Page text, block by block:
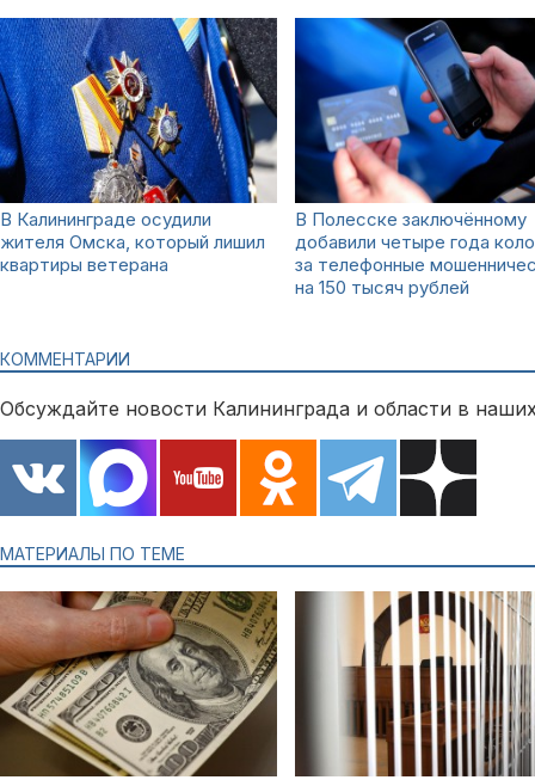
В Калининграде осудили
жителя Омска, который лишил
квартиры ветерана
В Полесске заключённому
добавили четыре года
за телефонные
на 150 тысяч рублей
КОММЕНТАРИИ
Обсуждайте новости Калининграда и области в
МАТЕРИАЛЫ ПО ТЕМЕ